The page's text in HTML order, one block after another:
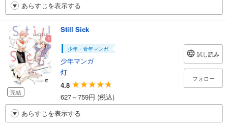
あらすじを表示する
完結
Still Sick
少年・青年マンガ
少年マンガ
灯
4.8
627～759円 (税込)
試し読み
フォロー
あらすじを表示する